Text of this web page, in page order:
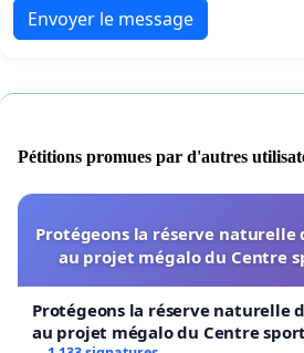
Envoyer le message
Pétitions promues par d'autres
Protégeons la réserve naturelle
au projet mégalo du Centre
Protégeons la réserve naturelle
au projet mégalo du Centre